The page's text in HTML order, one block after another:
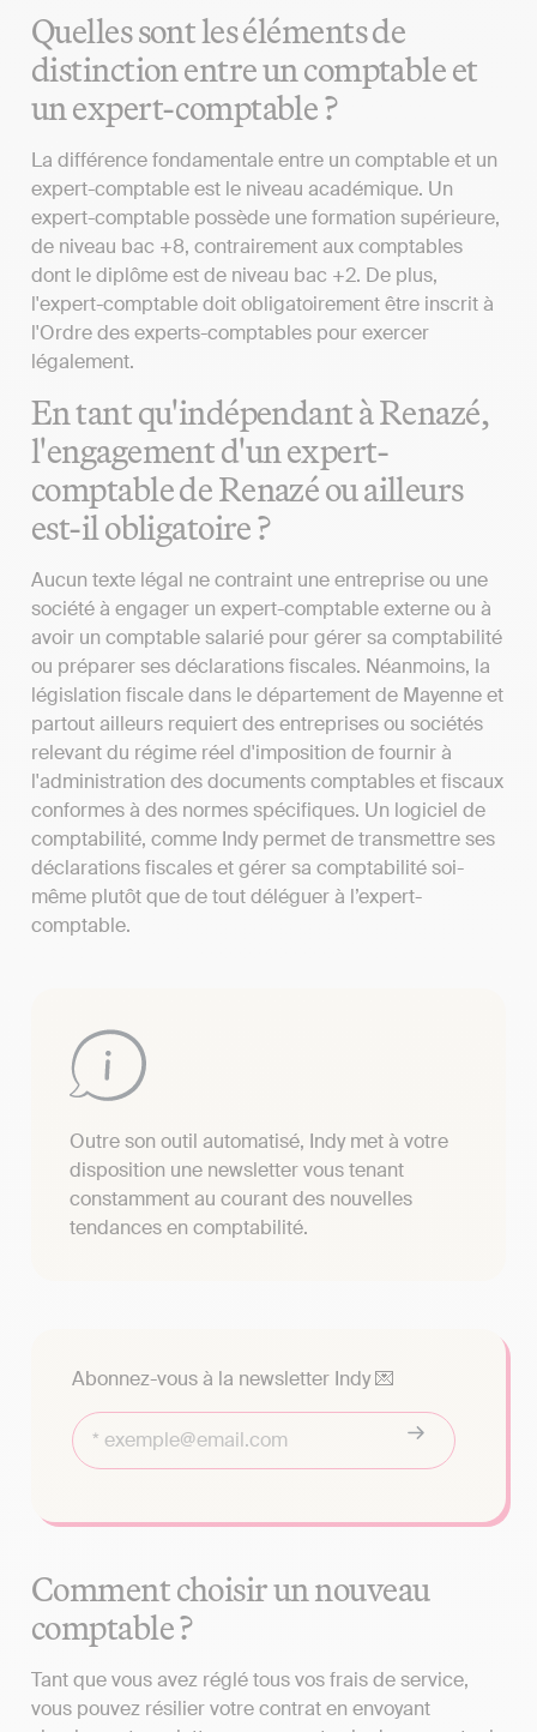
Quelles sont les éléments de
distinction entre un comptable et
un expert-comptable ?
La différence fondamentale entre un comptable et un
expert-comptable est le niveau académique. Un
expert-comptable possède une formation supérieure,
de niveau bac +8, contrairement aux comptables
dont le diplôme est de niveau bac +2. De plus,
l'expert-comptable doit obligatoirement être inscrit à
l'Ordre des experts-comptables pour exercer
légalement.
En tant qu'indépendant à Renazé,
l'engagement d'un expert-
comptable de Renazé ou ailleurs
est-il obligatoire ?
Aucun texte légal ne contraint une entreprise ou une
société à engager un expert-comptable externe ou à
avoir un comptable salarié pour gérer sa comptabilité
ou préparer ses déclarations fiscales. Néanmoins, la
législation fiscale dans le département de Mayenne et
partout ailleurs requiert des entreprises ou sociétés
relevant du régime réel d'imposition de fournir à
l'administration des documents comptables et fiscaux
conformes à des normes spécifiques. Un logiciel de
comptabilité, comme Indy permet de transmettre ses
déclarations fiscales et gérer sa comptabilité soi-
même plutôt que de tout déléguer à l’expert-
comptable.
Outre son outil automatisé, Indy met à votre
disposition une newsletter vous tenant
constamment au courant des nouvelles
tendances en comptabilité.
Abonnez-vous à la newsletter Indy 💌
Comment choisir un nouveau
comptable ?
Tant que vous avez réglé tous vos frais de service,
vous pouvez résilier votre contrat en envoyant